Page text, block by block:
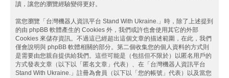
讀，讓您的瀏覽經驗變得更好。
當您瀏覽「台灣機器人資訊平台 Stand With Ukraine.」時，除了上述提到
的由 phpBB 軟體產生的 Cookies 外，我們或許也會使用其它的外部
Cookies 來儲存資訊。不過這已經超出這個文章的描述範圍，在此，我們
僅會說明與 phpBB 軟體相關的部分。第二個收集您的個人資料的方式則
是需要由您親自提供給我們。這些可能是（包括但不限於）以匿名用戶的
方式發表文章（以下以「匿名文章」代表）、在「台灣機器人資訊平台
Stand With Ukraine.」註冊為會員（以下以「您的帳號」代表）以及當您